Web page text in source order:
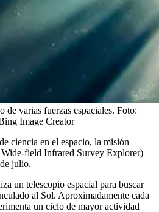
de varias fuerzas espaciales. Foto:
Image Creator
ciencia en el espacio, la misión
field Infrared Survey Explorer)
julio.
un telescopio espacial para buscar
al Sol. Aproximadamente cada
un ciclo de mayor actividad